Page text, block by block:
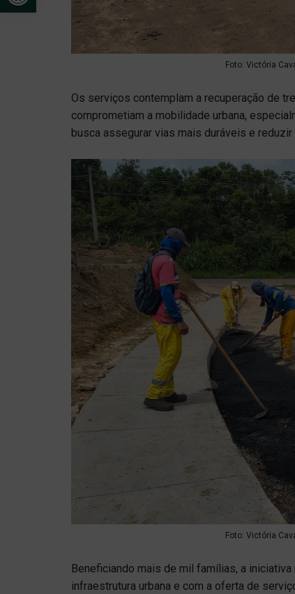
Foto: Victória
Os serviços contemplam a recuperação de
comprometiam a mobilidade urbana,
busca assegurar vias mais duráveis e
Foto: Victória
Beneficiando mais de mil famílias, a
infraestrutura urbana e com a oferta de